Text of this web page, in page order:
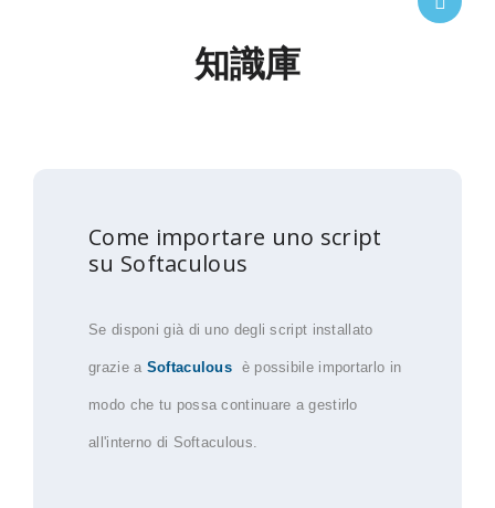
知識庫
Come importare uno script
su Softaculous
Se disponi già di uno degli script installato
grazie a Softaculous è possibile importarlo in
modo che tu possa continuare a gestirlo
all'interno di Softaculous.